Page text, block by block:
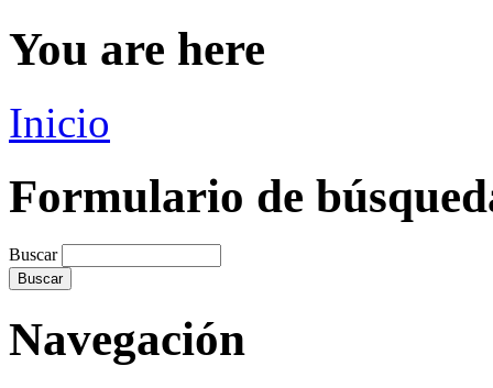
You are here
Inicio
Formulario de
Buscar
Navegación